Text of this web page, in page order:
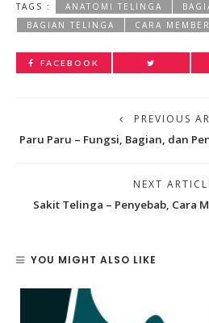
TAGS : ANATOMI TELINGA
BAGIAN TELINGA
CARA
FACEBOOK
PREVIOUS
Paru Paru – Fungsi, Bagian, dan
NEXT
Sakit Telinga – Penyebab, Cara
YOU MIGHT ALSO LIKE